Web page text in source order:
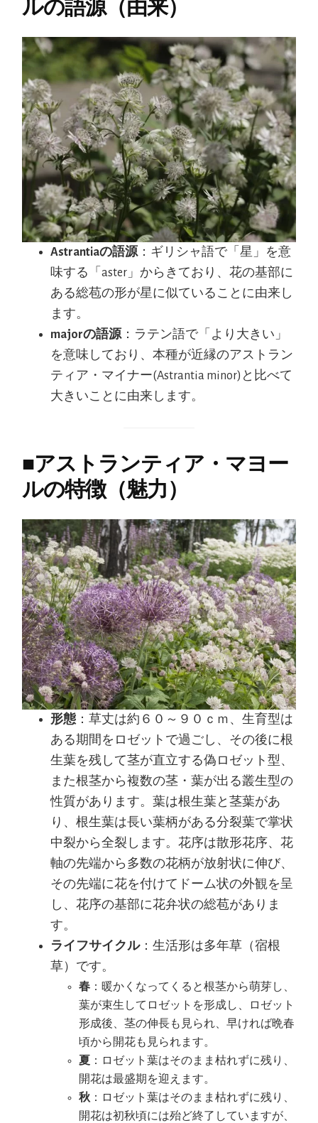
ルの語源（由来）
Astrantiaの語源：ギリシャ語で「星」を意
味する「aster」からきており、花の基部に
ある総苞の形が星に似ていることに由来し
ます。
majorの語源：ラテン語で「より大きい」
を意味しており、本種が近縁のアストラン
ティア・マイナー(Astrantia minor)と比べて
大きいことに由来します。
■アストランティア・マヨー
ルの特徴（魅力）
形態 ：草丈は約６０～９０ｃｍ、生育型は
ある期間をロゼットで過ごし、その後に根
生葉を残して茎が直立する偽ロゼット型、
また根茎から複数の茎・葉が出る叢生型の
性質があります。葉は根生葉と茎葉があ
り、根生葉は長い葉柄がある分裂葉で掌状
中裂から全裂します。花序は散形花序、花
軸の先端から多数の花柄が放射状に伸び、
その先端に花を付けてドーム状の外観を呈
し、花序の基部に花弁状の総苞がありま
す。
ライフサイクル：生活形は多年草（宿根
草）です。
春 ：暖かくなってくると根茎から萌芽し、
葉が束生してロゼットを形成し、ロゼット
形成後、茎の伸長も見られ、早ければ晩春
頃から開花も見られます。
夏 ：ロゼット葉はそのまま枯れずに残り、
開花は最盛期を迎えます。
秋 ：ロゼット葉はそのまま枯れずに残り、
開花は初秋頃には殆ど終了していますが、